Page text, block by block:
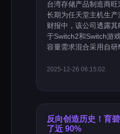
台湾存储产品制造商
长期为任天堂主机生
财报中，该公司透露
于Switch2和Switch游
容量需求混合采用自研
2025-12-26 06:15:02
反向创造历史！育
了近 90%